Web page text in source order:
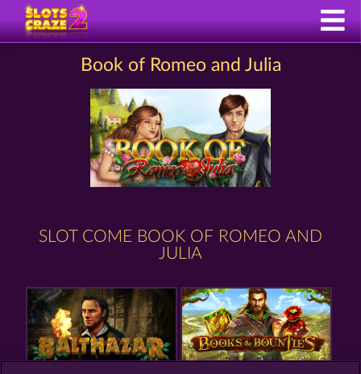
Book of Romeo and Julia
SLOT COME BOOK OF ROMEO AND
JULIA